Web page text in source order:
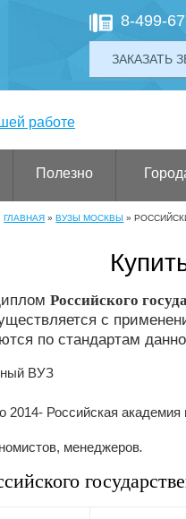
8-499-
ЗАКАЗАТЬ
работе
Полезно
ГЛАВНАЯ »ВУЗЫ МОСКВЫ »
Российского
с
по стандартам
ВУЗ
2014- Российская
менеджеров.